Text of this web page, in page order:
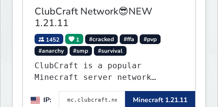
ClubCraft Network😎NEW
1.21.11
1452 1 #cracked #ffa
#pvp
#anarchy
#smp #survival
ClubCraft is a popular
Minecraft server network
offering a variety of game
modes, including Survival,
IP: Minecraft 1.21.11